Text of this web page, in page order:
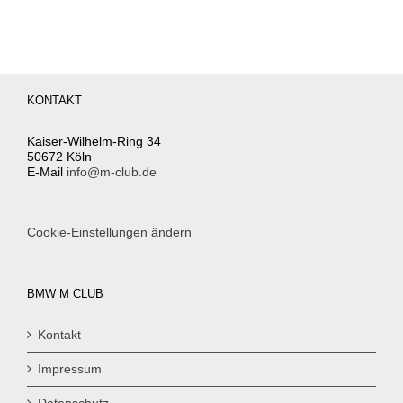
KONTAKT
Kaiser-Wilhelm-Ring 34
50672 Köln
E-Mail info@m-club.de
Cookie-Einstellungen ändern
BMW M CLUB
Kontakt
Impressum